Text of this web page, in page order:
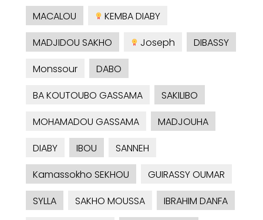
MACALOU
KEMBA DIABY
MADJIDOU SAKHO
Joseph
DIBASSY
Monssour
DABO
BA KOUTOUBO GASSAMA
SAKILIBO
MOHAMADOU GASSAMA
MADJOUHA
DIABY
IBOU
SANNEH
Kamassokho SEKHOU
GUIRASSY OUMAR
SYLLA
SAKHO MOUSSA
IBRAHIM DANFA